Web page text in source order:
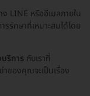
LINE หรืออีเมลภายใน
รักษาที่เหมาะสมได้โดย
ริการ กับเราที่
ของคุณจะเป็นเรื่อง